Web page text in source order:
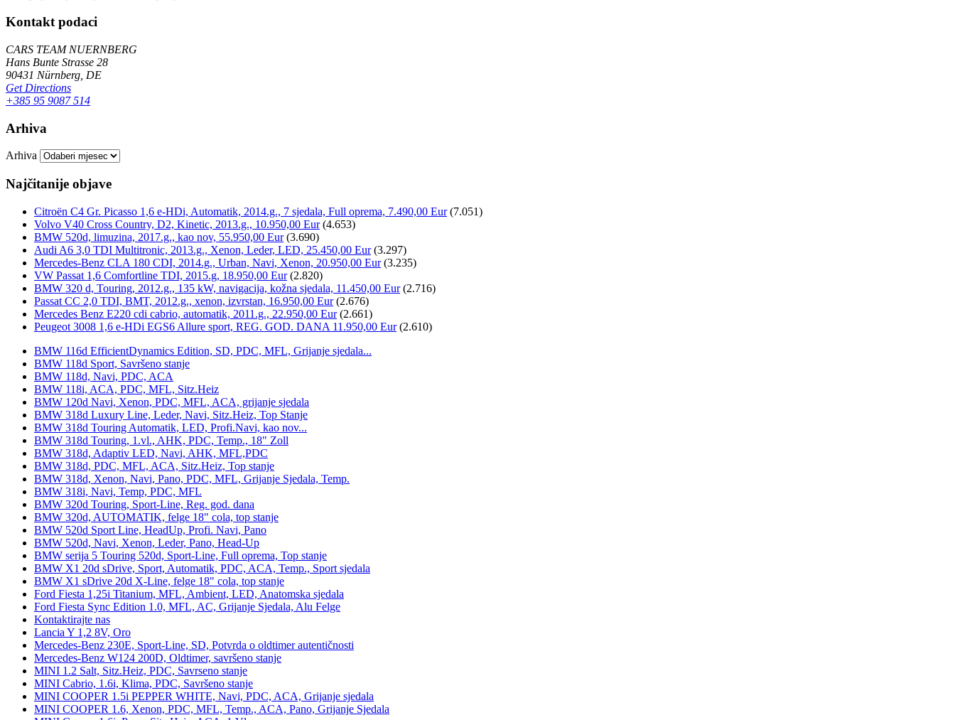
Kontakt podaci
CARS TEAM NUERNBERG
Hans Bunte Strasse 28
90431 Nürnberg, DE
Get Directions
+385 95 9087 514
Arhiva
Arhiva
Najčitanije objave
Citroën C4 Gr. Picasso 1,6 e-HDi, Automatik, 2014.g., 7 sjedala, Full oprema, 7.490,00 Eur (7.051)
Volvo V40 Cross Country, D2, Kinetic, 2013.g., 10.950,00 Eur (4.653)
BMW 520d, limuzina, 2017.g., kao nov, 55.950,00 Eur (3.690)
Audi A6 3,0 TDI Multitronic, 2013.g., Xenon, Leder, LED, 25.450,00 Eur (3.297)
Mercedes-Benz CLA 180 CDI, 2014.g., Urban, Navi, Xenon, 20.950,00 Eur (3.235)
VW Passat 1,6 Comfortline TDI, 2015.g, 18.950,00 Eur (2.820)
BMW 320 d, Touring, 2012.g., 135 kW, navigacija, kožna sjedala, 11.450,00 Eur (2.716)
Passat CC 2,0 TDI, BMT, 2012.g., xenon, izvrstan, 16.950,00 Eur (2.676)
Mercedes Benz E220 cdi cabrio, automatik, 2011.g., 22.950,00 Eur (2.661)
Peugeot 3008 1,6 e-HDi EGS6 Allure sport, REG. GOD. DANA 11.950,00 Eur (2.610)
BMW 116d EfficientDynamics Edition, SD, PDC, MFL, Grijanje sjedala...
BMW 118d Sport, Savršeno stanje
BMW 118d, Navi, PDC, ACA
BMW 118i, ACA, PDC, MFL, Sitz.Heiz
BMW 120d Navi, Xenon, PDC, MFL, ACA, grijanje sjedala
BMW 318d Luxury Line, Leder, Navi, Sitz.Heiz, Top Stanje
BMW 318d Touring Automatik, LED, Profi.Navi, kao nov...
BMW 318d Touring, 1.vl., AHK, PDC, Temp., 18" Zoll
BMW 318d, Adaptiv LED, Navi, AHK, MFL,PDC
BMW 318d, PDC, MFL, ACA, Sitz.Heiz, Top stanje
BMW 318d, Xenon, Navi, Pano, PDC, MFL, Grijanje Sjedala, Temp.
BMW 318i, Navi, Temp, PDC, MFL
BMW 320d Touring, Sport-Line, Reg. god. dana
BMW 320d, AUTOMATIK, felge 18" cola, top stanje
BMW 520d Sport Line, HeadUp, Profi. Navi, Pano
BMW 520d, Navi, Xenon, Leder, Pano, Head-Up
BMW serija 5 Touring 520d, Sport-Line, Full oprema, Top stanje
BMW X1 20d sDrive, Sport, Automatik, PDC, ACA, Temp., Sport sjedala
BMW X1 sDrive 20d X-Line, felge 18" cola, top stanje
Ford Fiesta 1,25i Titanium, MFL, Ambient, LED, Anatomska sjedala
Ford Fiesta Sync Edition 1.0, MFL, AC, Grijanje Sjedala, Alu Felge
Kontaktirajte nas
Lancia Y 1,2 8V, Oro
Mercedes-Benz 230E, Sport-Line, SD, Potvrda o oldtimer autentičnosti
Mercedes-Benz W124 200D, Oldtimer, savršeno stanje
MINI 1.2 Salt, Sitz.Heiz, PDC, Savrseno stanje
MINI Cabrio, 1.6i, Klima, PDC, Savršeno stanje
MINI COOPER 1.5i PEPPER WHITE, Navi, PDC, ACA, Grijanje sjedala
MINI COOPER 1.6, Xenon, PDC, MFL, Temp., ACA, Pano, Grijanje Sjedala